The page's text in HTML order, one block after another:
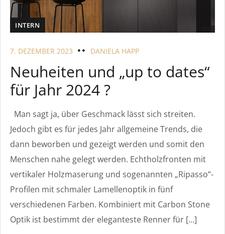
INTERN
7. DEZEMBER 2023 DANIELA HAPP
Neuheiten und „up to dates“
für Jahr 2024 ?
Man sagt ja, über Geschmack lässt sich streiten.
Jedoch gibt es für jedes Jahr allgemeine Trends, die
dann beworben und gezeigt werden und somit den
Menschen nahe gelegt werden. Echtholzfronten mit
vertikaler Holzmaserung und sogenannten „Ripasso“-
Profilen mit schmaler Lamellenoptik in fünf
verschiedenen Farben. Kombiniert mit Carbon Stone
Optik ist bestimmt der eleganteste Renner für […]